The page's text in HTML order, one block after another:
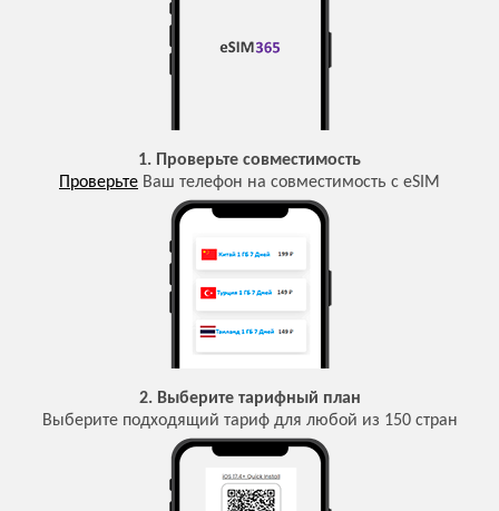
1. Проверьте совместимость
Проверьте Ваш телефон на совместимость с eSIM
2. Выберите тарифный план
Выберите подходящий тариф для любой из 150 стран